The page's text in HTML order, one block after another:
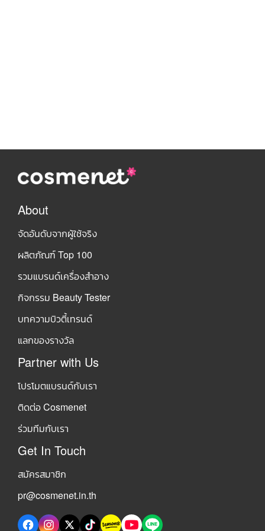
About
จัดอันดับจากผู้ใช้จริง
ผลิตภัณฑ์ Top 100
รวมแบรนด์เครื่องสำอาง
กิจกรรม Beauty Tester
บทความบิวตี้เทรนด์
แลกของรางวัล
Partner with Us
โปรโมตแบรนด์กับเรา
ติดต่อ Cosmenet
ร่วมทีมกับเรา
Get In Touch
สมัครสมาชิก
pr@cosmenet.in.th